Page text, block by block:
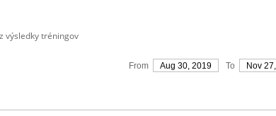
výsledky tréningov
From Aug 30, 2019 To Nov